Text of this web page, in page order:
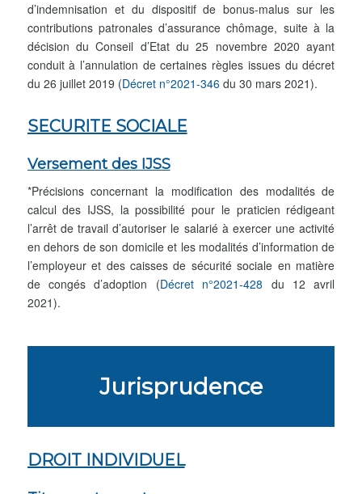
d’indemnisation et du dispositif de bonus-malus sur les
contributions patronales d’assurance chômage, suite à la
décision du Conseil d’Etat du 25 novembre 2020 ayant
conduit à l’annulation de certaines règles issues du décret
du 26 juillet 2019 (Décret n°2021-346du 30 mars 2021).
SECURITE SOCIALE
Versement des IJSS
*Précisions concernant la modification des modalités de
calcul des IJSS, la possibilité pour le praticien rédigeant
l’arrêt de travail d’autoriser le salarié à exercer une activité
en dehors de son domicile et les modalités d’information de
l’employeur et des caisses de sécurité sociale en matière
de congés d’adoption (Décret n°2021-428 du 12 avril
2021).
Jurisprudence
DROIT INDIVIDUEL